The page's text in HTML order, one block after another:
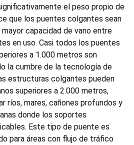
el peso propio de
que los puentes colgantes sean
capacidad de vano entre
en uso. Casi todos los puentes
a 1.000 metros son
la cumbre de la tecnología de
estructuras colgantes pueden
superiores a 2.000 metros,
ríos, mares, cañones profundos y
donde los soportes
Este tipo de puente es
para áreas con flujo de tráfico